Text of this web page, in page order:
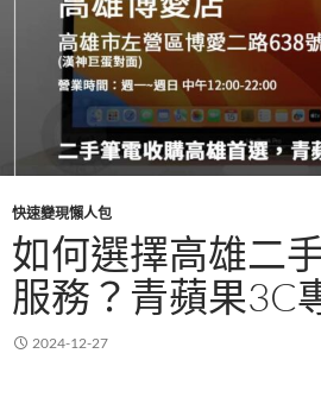
快速變現懶人包
如何選擇高雄二
服務？青蘋果3C
2024-12-27